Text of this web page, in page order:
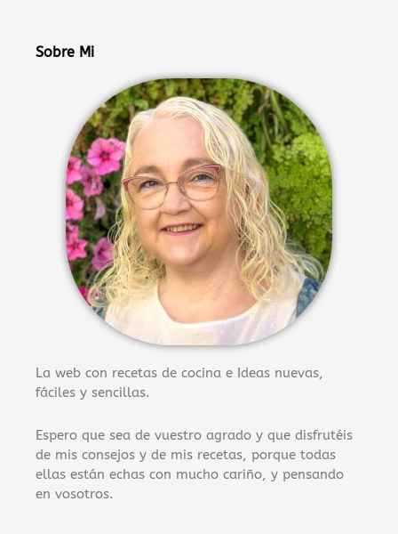
Sobre Mi
La web con recetas de cocina e Ideas nuevas,
fáciles y sencillas.
Espero que sea de vuestro agrado y que disfrutéis
de mis consejos y de mis recetas, porque todas
ellas están echas con mucho cariño, y pensando
en vosotros.